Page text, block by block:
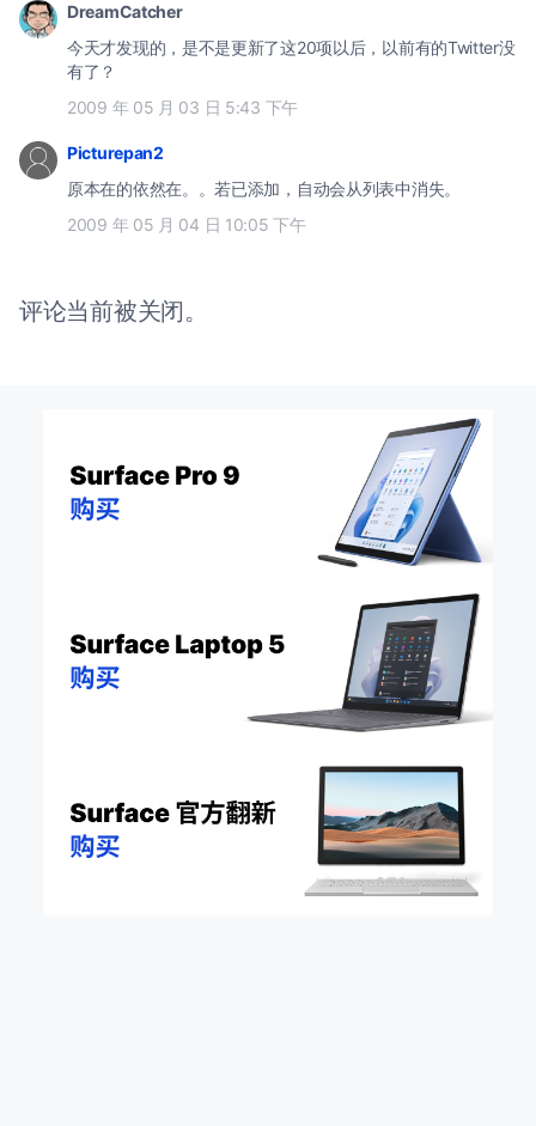
DreamCatcher
今天才发现的，是不是更新了这20项以后，以前有的Twitter没
有了？
2009 年 05 月 03 日 5:43 下午
Picturepan2
原本在的依然在。。若已添加，自动会从列表中消失。
2009 年 05 月 04 日 10:05 下午
评论当前被关闭。